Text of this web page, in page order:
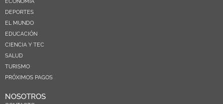
DEPORTES
EL MUNDO
EDUCACIÓN
CIENCIA Y TEC
SALUD
TURISMO
PRÓXIMOS PAGOS
NOSOTROS